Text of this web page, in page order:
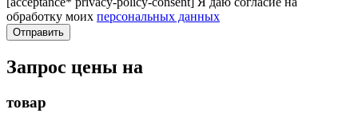
обработку моих персональных данных
Запрос цены на
товар